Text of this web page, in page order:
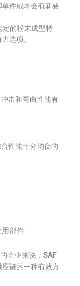
单件成本会有新要
的粉末成型特
选项。
击和弯曲性能有
性能十分均衡的
部件
企业来说， SAF
应链的一种有效方